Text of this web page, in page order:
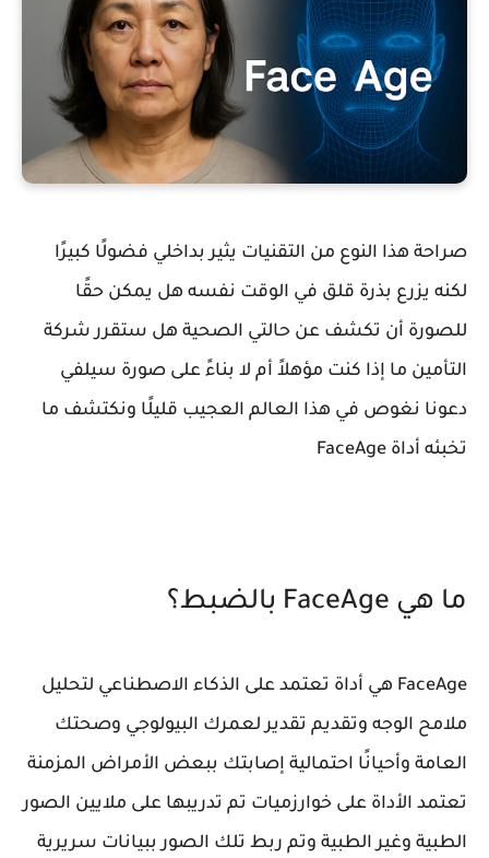
صراحة هذا النوع من التقنيات يثير بداخلي فضولًا كبيرًا
لكنه يزرع بذرة قلق في الوقت نفسه هل يمكن حقًا
للصورة أن تكشف عن حالتي الصحية هل ستقرر شركة
التأمين ما إذا كنت مؤهلاً أم لا بناءً على صورة سيلفي
دعونا نغوص في هذا العالم العجيب قليلًا ونكتشف ما
تخبئه أداة FaceAge
ما هي FaceAge بالضبط؟
FaceAge هي أداة تعتمد على الذكاء الاصطناعي لتحليل
ملامح الوجه وتقديم تقدير لعمرك البيولوجي وصحتك
العامة وأحيانًا احتمالية إصابتك ببعض الأمراض المزمنة
تعتمد الأداة على خوارزميات تم تدريبها على ملايين الصور
الطبية وغير الطبية وتم ربط تلك الصور ببيانات سريرية